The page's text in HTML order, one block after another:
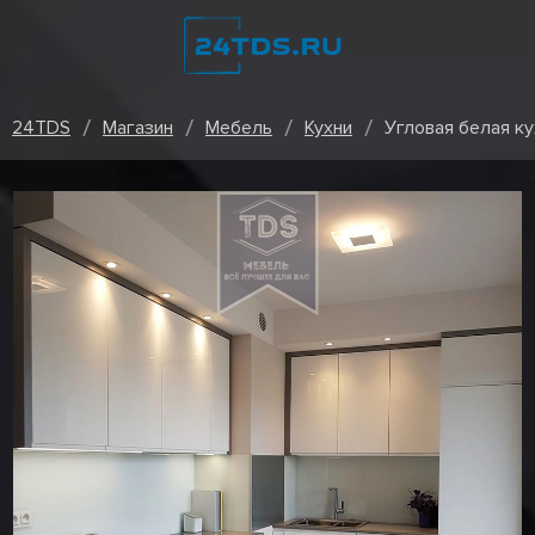
24TDS Магазин Мебель Кухни Угловая белая